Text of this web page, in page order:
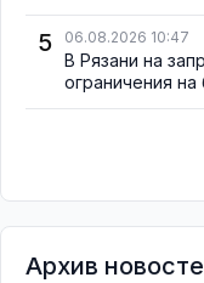
5 06.08.2026 10:47
В Рязани на
ограничения на
Архив